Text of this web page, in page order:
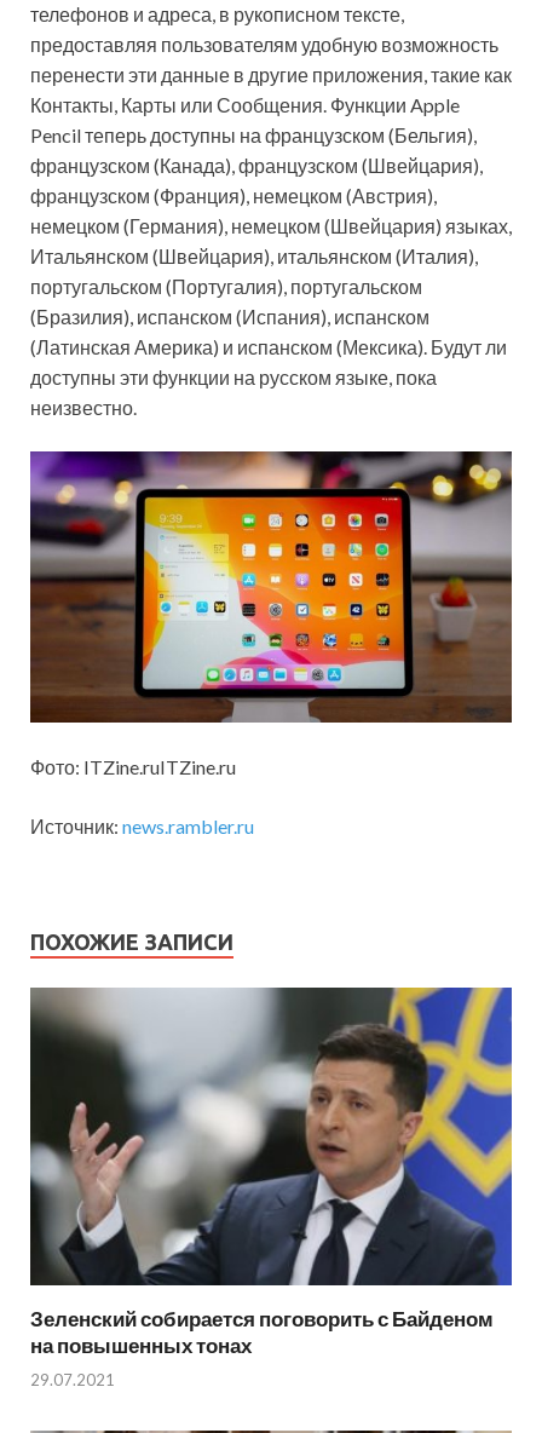
телефонов и адреса, в рукописном тексте,
предоставляя пользователям удобную возможность
перенести эти данные в другие приложения, такие как
Контакты, Карты или Сообщения. Функции Apple
Pencil теперь доступны на французском (Бельгия),
французском (Канада), французском (Швейцария),
французском (Франция), немецком (Австрия),
немецком (Германия), немецком (Швейцария) языках,
Итальянском (Швейцария), итальянском (Италия),
португальском (Португалия), португальском
(Бразилия), испанском (Испания), испанском
(Латинская Америка) и испанском (Мексика). Будут ли
доступны эти функции на русском языке, пока
неизвестно.
Фото: ITZine.ruITZine.ru
Источник: news.rambler.ru
ПОХОЖИЕ ЗАПИСИ
Зеленский собирается поговорить с Байденом
на повышенных тонах
29.07.2021